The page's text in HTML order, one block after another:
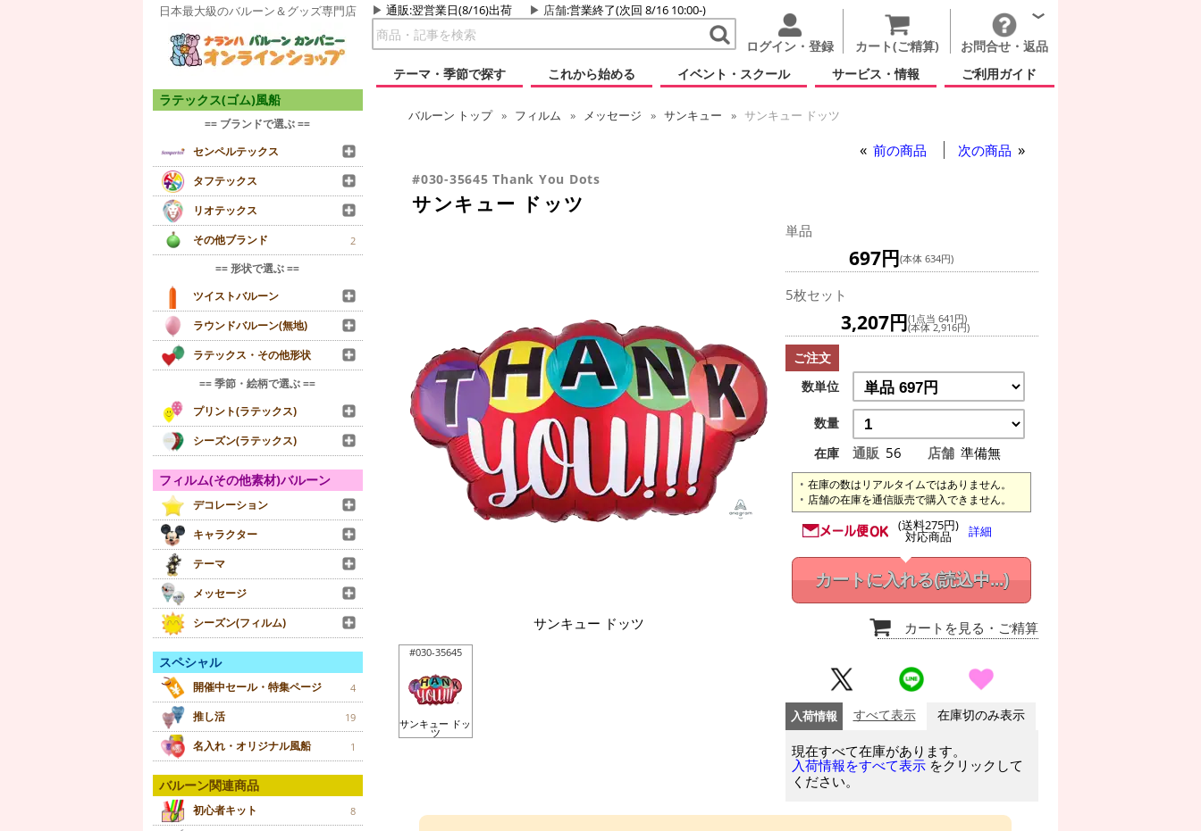
日本最大級のバルーン＆グッズ専門店 通販:翌営業日(8/16)出荷 店舗:営業終了(次回 8/16 10:00-)
ログイン・登録 カート(ご精算)
お問合せ・返品
テーマ・季節で探す
これから始める イベント・スクール サービス・情報 ご利用ガイド
ラテックス(ゴム)風船
== ブランドで選ぶ ==
センペルテックス
タフテックス
リオテックス
その他ブランド
2
== 形状で選ぶ ==
ツイストバルーン
ラウンドバルーン(無地)
ラテックス・その他形状
== 季節・絵柄で選ぶ ==
プリント(ラテックス)
シーズン(ラテックス)
フィルム(その他素材)バルーン
デコレーション
キャラクター
テーマ
メッセージ
シーズン(フィルム)
スペシャル
開催中セール・特集ページ 4
推し活 19
名入れ・オリジナル風船 1
バルーン関連商品
初心者キット 8
バルーン トップ フィルム メッセージ サンキュー サンキュー ドッツ
前の商品 次の商品
#030-35645 Thank You Dots
サンキュー ドッツ
サンキュー ドッツ
#030-35645
サンキュー ドッ
ツ
単品
697円(本体 634円)
5枚セット
3,207円(1点当 641円)
(本体 2,916円)
ご注文
数単位
数量
在庫
通販 56 店舗 準備無
在庫の数はリアルタイムではありません。
店舗の在庫を通信販売で購入できません。
(送料275円)
対応商品 詳細
カートに入れる(読込中...)
カートを見る ・ご精算
入荷情報 すべて表示 在庫切のみ表示
現在すべて在庫があります。
入荷情報をすべて表示 をクリックして
ください。